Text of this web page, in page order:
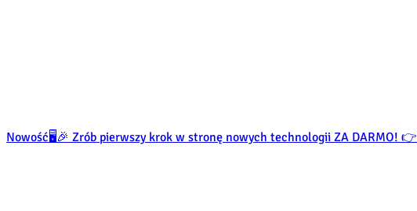
Nowość🖥️🎉 Zrób pierwszy krok w stronę nowych technologii ZA DARMO! 👉